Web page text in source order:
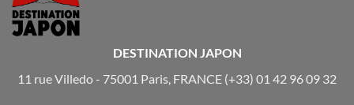
DESTINATION JAPON
11 rue Villedo - 75001 Paris, FRANCE (+33) 01 42 96 09 32